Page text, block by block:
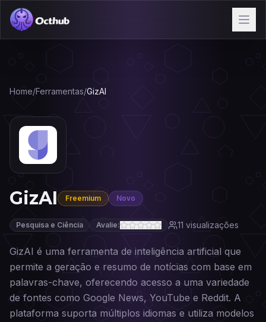
Home/Ferramentas/GizAI
GizAI Freemium Novo
Pesquisa e Ciência Avalie: 11 visualizações
GizAI é uma ferramenta de inteligência artificial que
permite a geração e resumo de notícias com base em
palavras-chave, oferecendo acesso a uma variedade
de fontes como Google News, YouTube e Reddit. A
plataforma suporta múltiplos idiomas e utiliza modelos